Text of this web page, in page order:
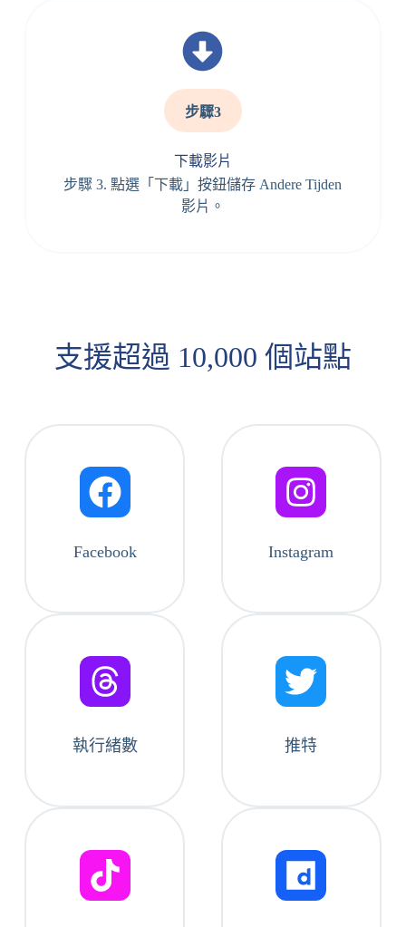
步驟3
下載影片
步驟 3. 點選「下載」按鈕儲存 Andere Tijden
影片。
支援超過 10,000 個站點
Facebook Instagram
執行緒數 推特